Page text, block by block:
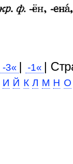
-3« | -1« |
И Й К Л М Н О